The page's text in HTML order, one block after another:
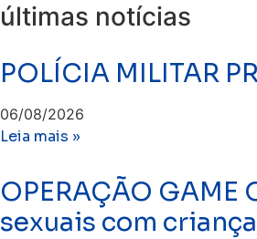
últimas notícias
​POLÍCIA MILITAR
06/08/2026
Leia mais »
OPERAÇÃO
sexuais com